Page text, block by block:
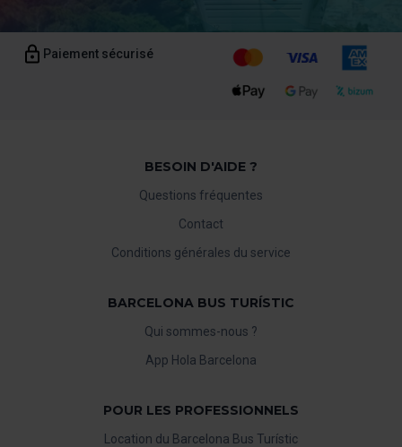
Paiement sécurisé
BESOIN D'AIDE ?
Questions fréquentes
Contact
Conditions générales du service
BARCELONA BUS TURÍSTIC
Qui sommes-nous ?
App Hola Barcelona
POUR LES PROFESSIONNELS
Location du Barcelona Bus Turístic